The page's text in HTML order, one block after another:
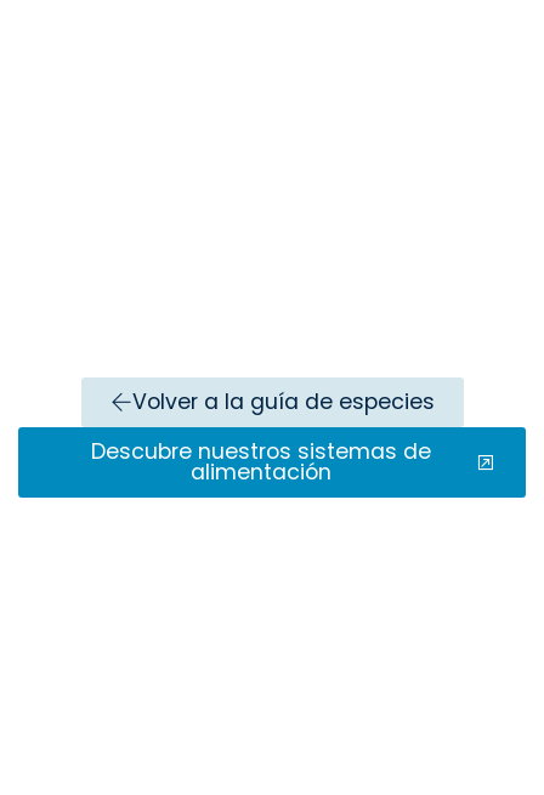
Volver a la guía de especies
Descubre nuestros sistemas de
alimentación